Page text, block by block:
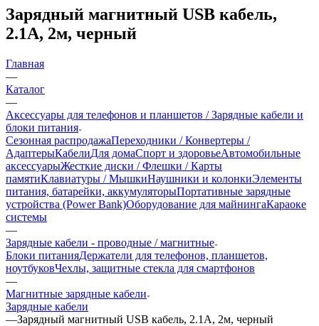
Зарядный магнитный USB кабель,
2.1А, 2м, черный
Главная
—
Каталог
—
Аксессуары для телефонов и планшетов / Зарядные кабели и
блоки питания
Сезонная распродажаПереходники / Конвертеры /
АдаптерыКабелиДля домаСпорт и здоровьеАвтомобильные
аксессуарыЖесткие диски / Флешки / Карты
памятиКлавиатуры / МышкиНаушники и колонкиЭлементы
питания, батарейки, аккумуляторыПортативные зарядные
устройства (Power Bank)Оборудование для майнингаКараоке
системы
—
Зарядные кабели - проводные / магнитные
Блоки питанияДержатели для телефонов, планшетов,
ноутбуковЧехлы, защитные стекла для смартфонов
—
Магнитные зарядные кабели
Зарядные кабели
—Зарядный магнитный USB кабель, 2.1А, 2м, черный